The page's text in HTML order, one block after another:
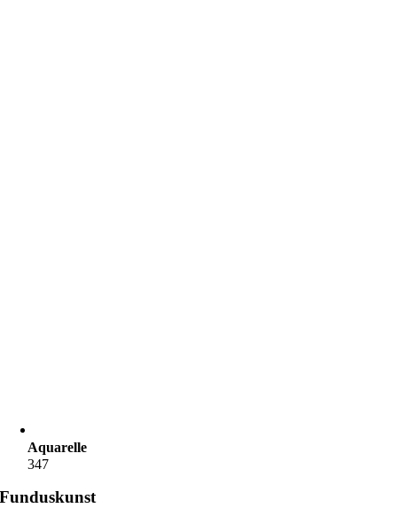
Aquarelle
347
Funduskunst